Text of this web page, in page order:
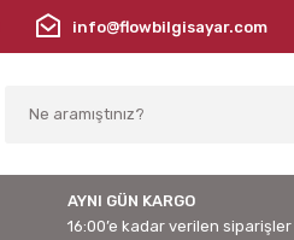
info@flowbilgisayar.com
AYNI GÜN KARGO
16:00’e kadar verilen siparişler